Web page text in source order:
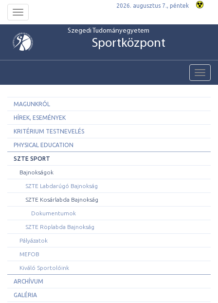
Toggle
navigation
2026. augusztus 7., péntek
Szegedi Tudományegyetem
Sportközpont
MAGUNKRÓL
HÍREK, ESEMÉNYEK
KRITÉRIUM TESTNEVELÉS
PHYSICAL EDUCATION
SZTE SPORT
Bajnokságok
SZTE Labdarúgó Bajnokság
SZTE Kosárlabda Bajnokság
Dokumentumok
SZTE Röplabda Bajnokság
Pályázatok
MEFOB
Kiváló Sportolóink
ARCHÍVUM
GALÉRIA